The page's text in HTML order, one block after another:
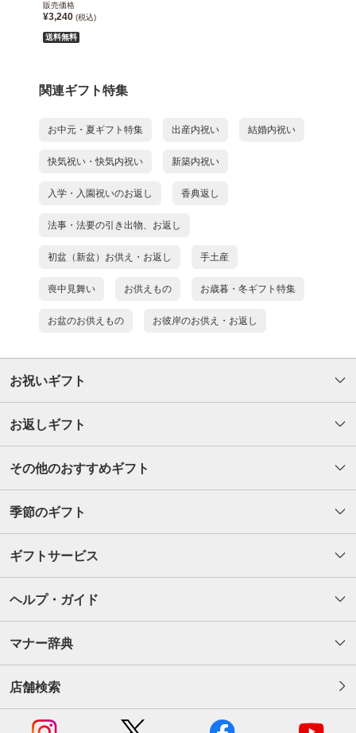
販売価格
¥3,240 (税込)
送料無料
関連ギフト特集
お中元・夏ギフト特集 出産内祝い 結婚内祝い
快気祝い・快気内祝い 新築内祝い
入学・入園祝いのお返し 香典返し
法事・法要の引き出物、お返し
初盆（新盆）お供え・お返し 手土産
喪中見舞い お供えもの お歳暮・冬ギフト特集
お盆のお供えもの お彼岸のお供え・お返し
お祝いギフト
お返しギフト
その他のおすすめギフト
季節のギフト
ギフトサービス
ヘルプ・ガイド
マナー辞典
店舗検索